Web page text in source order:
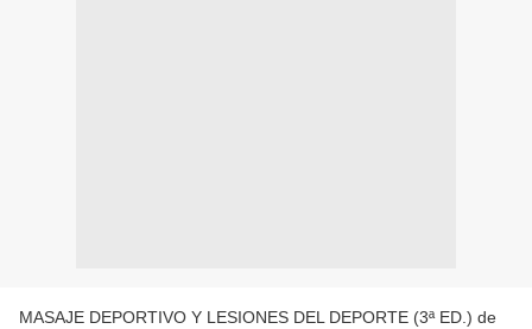
MASAJE DEPORTIVO Y LESIONES DEL DEPORTE (3ª ED.) de